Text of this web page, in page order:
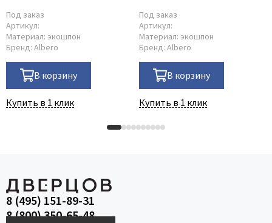
Под заказ
Артикул:
Материал: экошпон
Бренд: Albero
В корзину
Купить в 1 клик
Под заказ
Артикул:
Материал: экошпон
Бренд: Albero
В корзину
Купить в 1 клик
8 (495) 151-89-31
8 (800) 350-65-48